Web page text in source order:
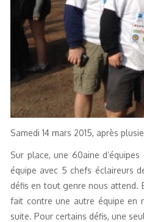
Samedi 14 mars 2015, après
Sur place, une 60aine
équipe avec 5 chefs éclaireurs
défis en tout genre nous attend.
fait contre une autre équipe en
suite. Pour certains défis, une